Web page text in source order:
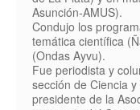
Asunción-AMUS).
Condujo los
temática científica
(Ondas Ayvu).
Fue periodista y
sección de Ciencia
presidente de la